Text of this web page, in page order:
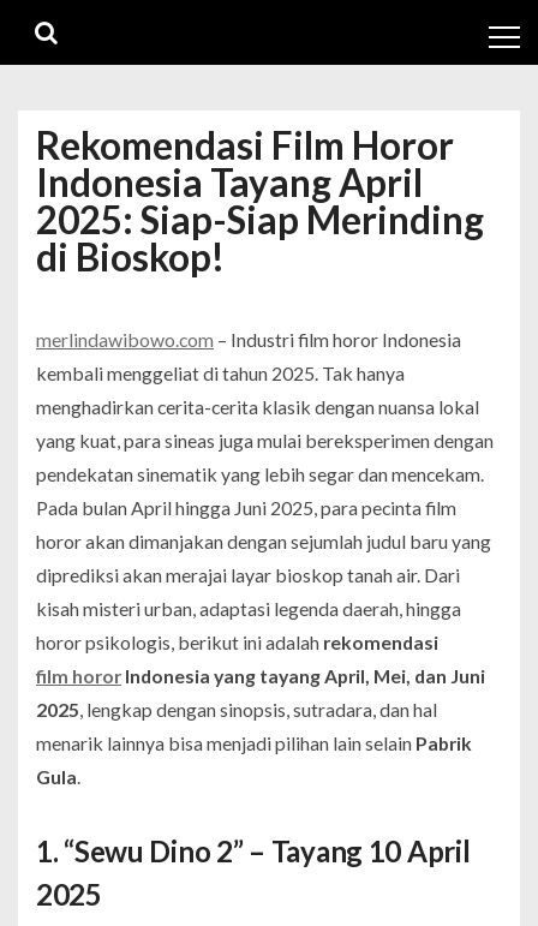
navigation
content
Rekomendasi Film Horor
Indonesia Tayang April
2025: Siap-Siap Merinding
di Bioskop!
merlindawibowo.com – Industri film horor Indonesia
kembali menggeliat di tahun 2025. Tak hanya
menghadirkan cerita-cerita klasik dengan nuansa lokal
yang kuat, para sineas juga mulai bereksperimen dengan
pendekatan sinematik yang lebih segar dan mencekam.
Pada bulan April hingga Juni 2025, para pecinta film
horor akan dimanjakan dengan sejumlah judul baru yang
diprediksi akan merajai layar bioskop tanah air. Dari
kisah misteri urban, adaptasi legenda daerah, hingga
horor psikologis, berikut ini adalah rekomendasi
film horor Indonesia yang tayang April, Mei, dan Juni
2025, lengkap dengan sinopsis, sutradara, dan hal
menarik lainnya bisa menjadi pilihan lain selain Pabrik
Gula.
1. “Sewu Dino 2” – Tayang 10 April
2025